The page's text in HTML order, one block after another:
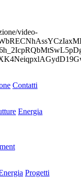
video-
Contatti
Energia
Progetti